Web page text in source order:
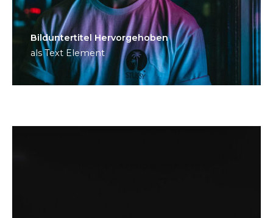
Bild­unter­titel Hervorgehoben
als Text Element